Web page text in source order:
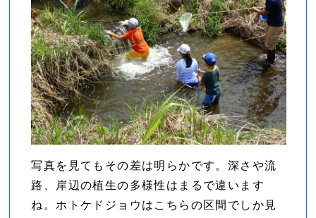
写真を見てもその差は明らかです。深さや流
路、岸辺の植生の多様性はまるで違います
ね。ホトケドジョウはこちらの区間でしか見